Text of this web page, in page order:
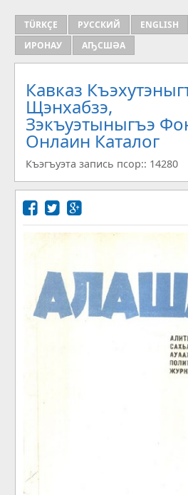
TÜRKÇE РУССКИЙ ENGLISH
ИРОНАУ
АҦСШӘА
Кавказ
Щэнхабзэ,
Зэкъуэтыныгъэ
Онлаин Каталог
Къэгъуэта запись псор:: 14280